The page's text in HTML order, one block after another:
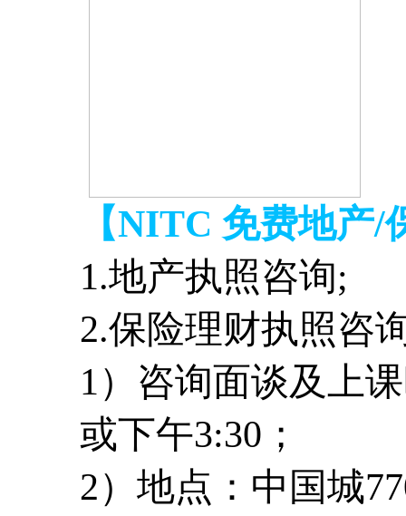
【NITC 免费地产
1.地产执照咨询;
2.保险理财执照咨
1）咨询面谈及上
或下午3:30；
2）地点：中国城